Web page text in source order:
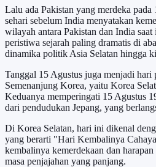
Lalu ada Pakistan yang merdeka pada
sehari sebelum India menyatakan
wilayah antara Pakistan dan India saat
peristiwa sejarah paling dramatis di
dinamika politik Asia Selatan hingga
Tanggal 15 Agustus juga menjadi hari
Semenanjung Korea, yaitu Korea
Keduanya memperingati 15 Agustus
dari pendudukan Jepang, yang
Di Korea Selatan, hari ini dikenal
yang berarti "Hari Kembalinya
kembalinya kemerdekaan dan
masa penjajahan yang panjang.